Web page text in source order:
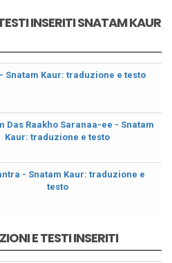
INSERITI SNATAM KAUR
Snatam Kaur: traduzione e testo
Das Raakho Saranaa-ee - Snatam
Kaur: traduzione e testo
- Snatam Kaur: traduzione e
testo
E TESTI INSERITI